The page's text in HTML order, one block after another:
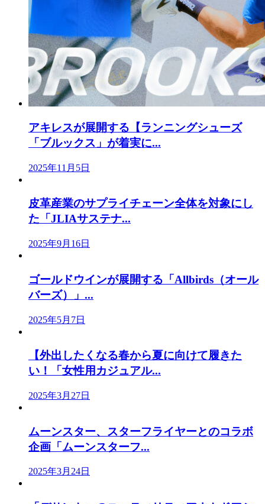
アキレスが展開する【ランニングシューズ
「ブルックス」が着実に...
2025年11月5日
皮革産業のサプライチェーン全体を対象にし
た「JLIAサステナ...
2025年9月16日
ゴールドウインが展開する「Allbirds（オール
バーズ）」...
2025年5月7日
【外出したくなる春から夏に向けて履きた
い！「女性用カジュアル...
2025年3月27日
ムーンスター、スターフライヤーとのコラボ
企画「ムーンスターフ...
2025年3月24日